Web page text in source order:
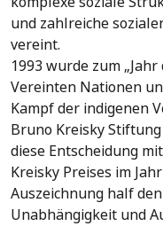
und zahlreiche
vereint.
1993 wurde zum
Vereinten Nationen
Kampf der indigenen
Bruno Kreisky
diese Entscheidung
Kreisky Preises im
Auszeichnung half
Unabhängigkeit und